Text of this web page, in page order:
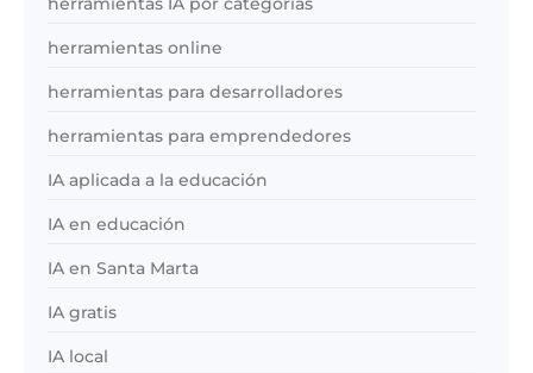
herramientas online
herramientas para desarrolladores
herramientas para emprendedores
IA aplicada a la educación
IA en educación
IA en Santa Marta
IA gratis
IA local